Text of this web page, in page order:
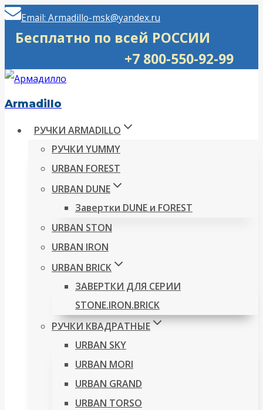
Перейти
Email: Armadillo-msk@yandex.ru
Бесплатно по всей РОССИИ
+7 800-550-92-99
Armadillo
РУЧКИ ARMADILLO
РУЧКИ YUMMY
URBAN FOREST
URBAN DUNE
Завертки DUNE и FOREST
URBAN STON
URBAN IRON
URBAN BRICK
ЗАВЕРТКИ ДЛЯ СЕРИИ
STONE.IRON.BRICK
РУЧКИ КВАДРАТНЫЕ
URBAN SKY
URBAN MORI
URBAN GRAND
URBAN TORSO